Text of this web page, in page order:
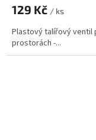
129 Kč / ks
Plastový talířový ventil
prostorách -...